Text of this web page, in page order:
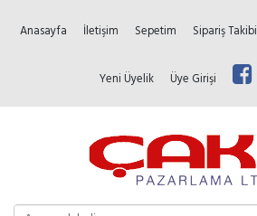
Anasayfa İletişim Sepetim Sipariş Takibi
Yeni Üyelik Üye Girişi